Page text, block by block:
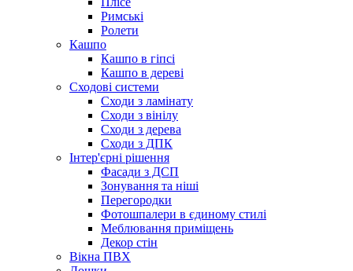
Римські
Ролети
Кашпо
Кашпо в гіпсі
Кашпо в дереві
Сходові системи
Сходи з ламінату
Сходи з вінілу
Сходи з дерева
Сходи з ДПК
Інтер'єрні рішення
Фасади з ДСП
Зонування та ніші
Перегородки
Фотошпалери в єдиному стилі
Меблювання приміщень
Декор стін
Вікна ПВХ